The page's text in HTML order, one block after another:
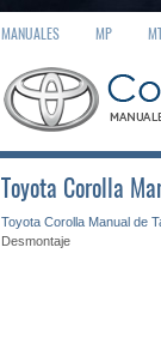
MANUALES MP
Toyota Corolla
Toyota Corolla Manual de
Desmontaje